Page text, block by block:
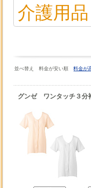
介護用品
並べ替え 料金が安い順料金が
グンゼ ワンタッチ３